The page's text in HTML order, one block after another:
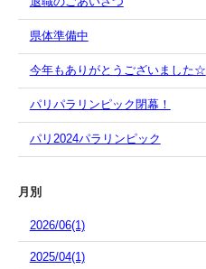
県体準備中
今年もありがとうございました☆
パリパラリンピック閉幕！
パリ2024パラリンピック
月別
2026/06(1)
2025/04(1)